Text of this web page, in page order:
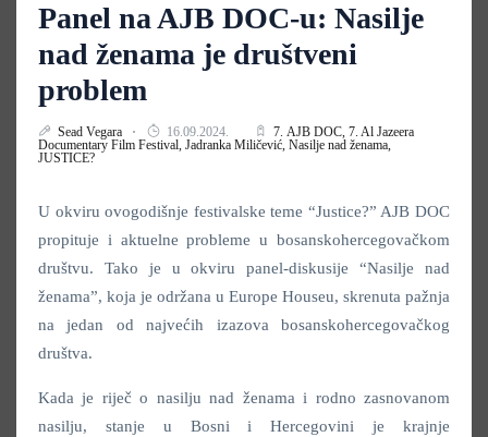
Panel na AJB DOC-u: Nasilje
nad ženama je društveni
problem
Sead Vegara 16.09.2024. 7. AJB DOC, 7. Al Jazeera
Documentary Film Festival, Jadranka Miličević, Nasilje nad ženama,
JUSTICE?
U okviru ovogodišnje festivalske teme “Justice?” AJB DOC
propituje i aktuelne probleme u bosanskohercegovačkom
društvu. Tako je u okviru panel-diskusije “Nasilje nad
ženama”, koja je održana u Europe Houseu, skrenuta pažnja
na jedan od najvećih izazova bosanskohercegovačkog
društva.
Kada je riječ o nasilju nad ženama i rodno zasnovanom
nasilju, stanje u Bosni i Hercegovini je krajnje